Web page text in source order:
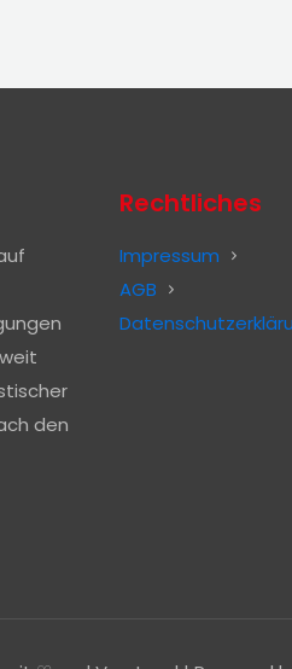
den
Rechtliches
Impressum
AGB